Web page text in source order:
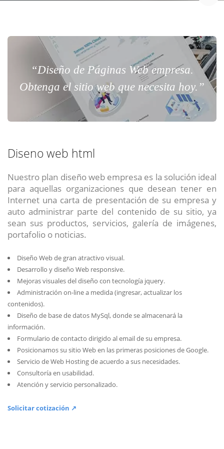
“Diseño de Páginas Web empresa.
Obtenga el sitio web que necesita hoy.”
Diseno web html
Nuestro plan diseño web empresa es la solución ideal
para aquellas organizaciones que desean tener en
Internet una carta de presentación de su empresa y
auto administrar parte del contenido de su sitio, ya
sean sus productos, servicios, galería de imágenes,
portafolio o noticias.
Diseño Web de gran atractivo visual.
Desarrollo y diseño Web responsive.
Mejoras visuales del diseño con tecnología jquery.
Administración on-line a medida (ingresar, actualizar los
contenidos).
Diseño de base de datos MySql, donde se almacenará la
información.
Formulario de contacto dirigido al email de su empresa.
Posicionamos su sitio Web en las primeras posiciones de Google.
Servicio de Web Hosting de acuerdo a sus necesidades.
Consultoría en usabilidad.
Atención y servicio personalizado.
Solicitar cotización ↗